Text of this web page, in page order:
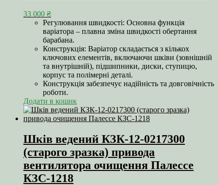
33 000 ₴
Регулювання швидкості: Основна функція
варіатора – плавна зміна швидкості обертання
барабана.
Конструкція: Варіатор складається з кількох
ключових елементів, включаючи шківи (зовнішній
та внутрішній), підшипники, диски, ступицю,
корпус та полімерні деталі.
Конструкція забезпечує надійність та довговічність
роботи.
Додати в кошик
Шків ведений КЗК-12-0217300
(старого зразка) привода
вентилятора очищення Палессе
КЗС-1218